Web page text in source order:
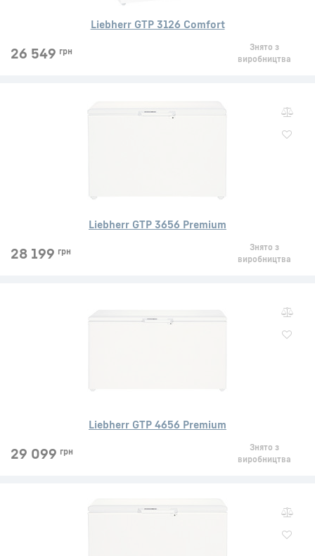
Liebherr GTP 3126 Comfort
26 549 грн
Знято з
виробництва
Liebherr GTP 3656 Premium
28 199 грн
Знято з
виробництва
Liebherr GTP 4656 Premium
29 099 грн
Знято з
виробництва